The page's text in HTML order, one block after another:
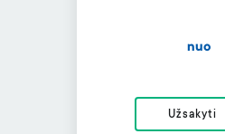
nuo
Užsakyti